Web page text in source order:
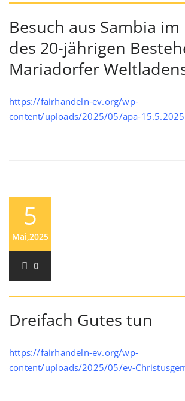
Besuch aus Sambia im
des 20-jährigen
Mariadorfer
https://fairhandeln-ev.org/wp-
content/uploads/2025/05/apa-
5
Mai,2025
0
Dreifach Gutes tun
https://fairhandeln-ev.org/wp-
content/uploads/2025/05/ev-